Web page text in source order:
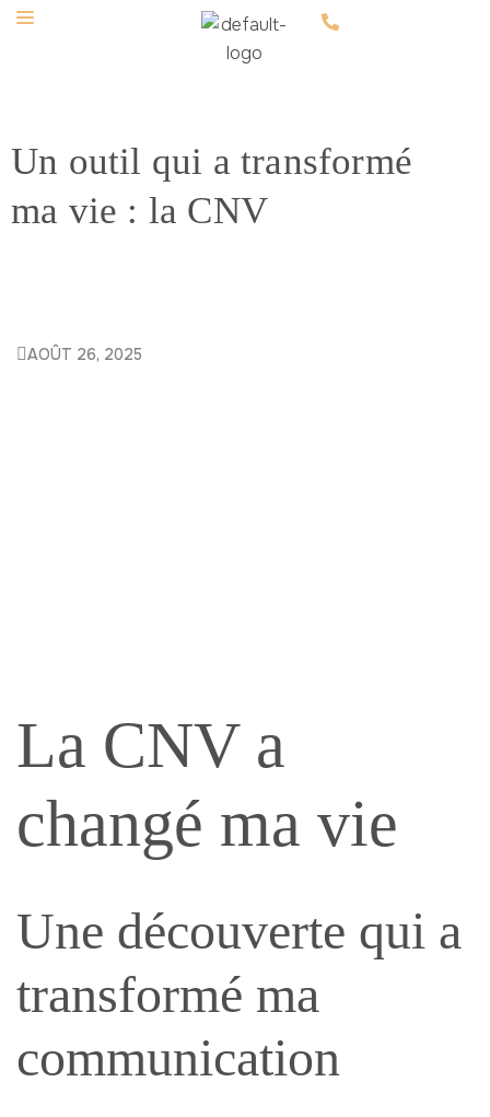
Un outil qui a transformé
ma vie : la CNV
AOÛT 26, 2025
La CNV a
changé ma vie
Une découverte qui a
transformé ma
communication